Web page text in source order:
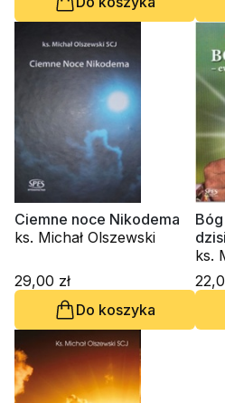
Ciemne noce Nikodema
ks. Michał Olszewski
29,00 zł
Do koszyka
ks.